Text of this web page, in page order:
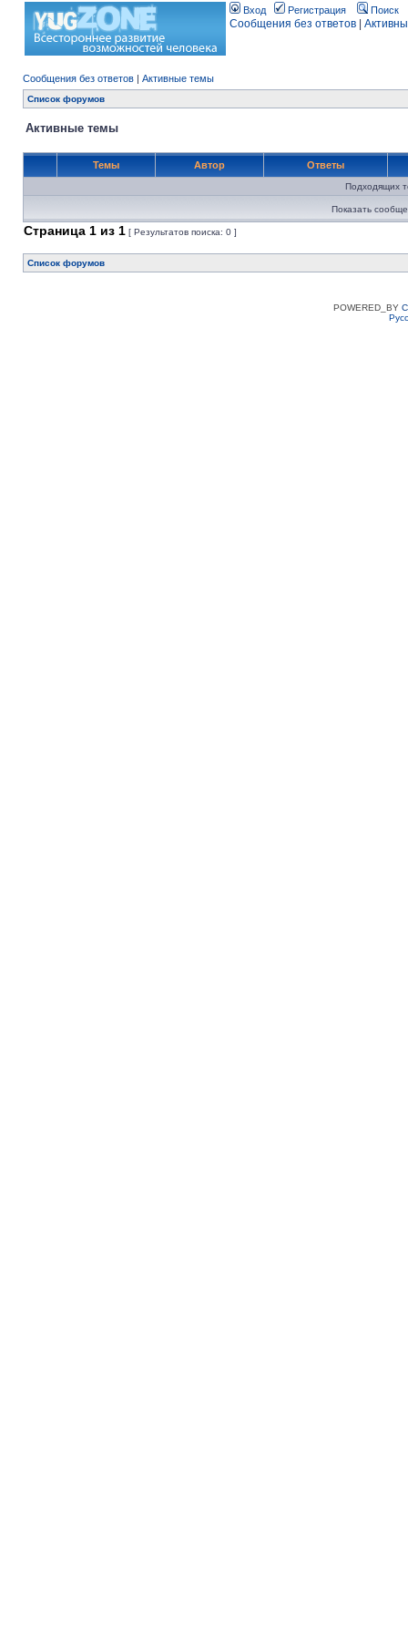
Вход Регистрация Поиск
Сообщения без ответов
Сообщения без ответов | Активные темы
Список форумов
Активные темы
Темы Автор Ответы
Подходящих
Показать
Страница 1 из 1 [ Результатов поиска: 0 ]
Список форумов
POWERED_BY